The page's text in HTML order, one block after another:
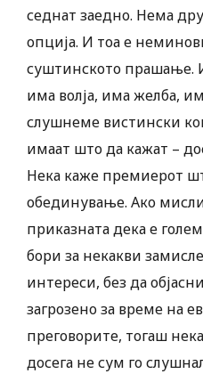
седнат заедно. Нема
опција. И тоа е
суштинското прашање.
има волја, има желба,
слушнеме вистински
имаат што да кажат –
Нека каже премиерот
обединување. Ако
приказната дека е
бори за некакви
интереси, без да
загрозено за време на
преговорите, тогаш нека
досега не сум го